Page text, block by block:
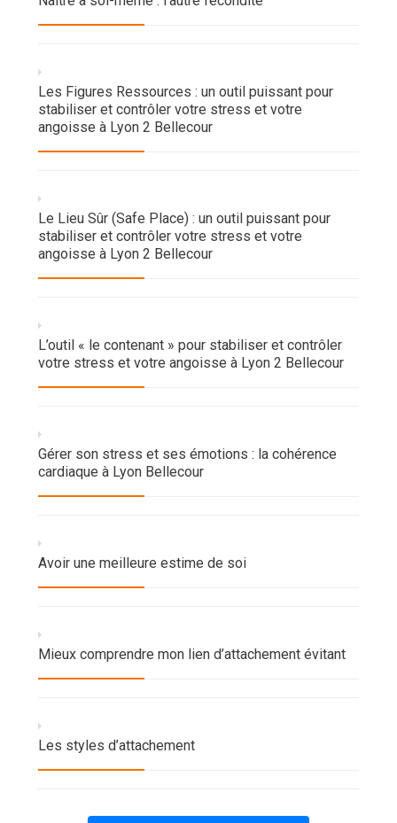
Les Figures Ressources : un outil puissant pour
stabiliser et contrôler votre stress et votre
angoisse à Lyon 2 Bellecour
Le Lieu Sûr (Safe Place) : un outil puissant pour
stabiliser et contrôler votre stress et votre
angoisse à Lyon 2 Bellecour
L’outil « le contenant » pour stabiliser et contrôler
votre stress et votre angoisse à Lyon 2 Bellecour
Gérer son stress et ses émotions : la cohérence
cardiaque à Lyon Bellecour
Avoir une meilleure estime de soi
Mieux comprendre mon lien d’attachement évitant
Les styles d’attachement